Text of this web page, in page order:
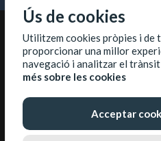
2026Universitat Autònoma de
COL·LABORADORS
Ús de cookies
Utilitzem cookies pròpies i de
proporcionar una millor
navegació i analitzar el trànsit
més sobre les cookies
Acceptar